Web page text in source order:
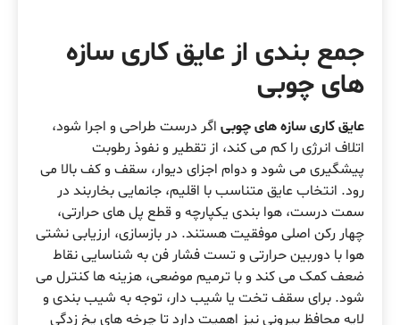
جمع بندی از عایق کاری سازه
های چوبی
عایق کاری سازه های چوبی اگر درست طراحی و اجرا شود،
اتلاف انرژی را کم می کند، از تقطیر و نفوذ رطوبت
پیشگیری می شود و دوام اجزای دیوار، سقف و کف بالا می
رود. انتخاب عایق متناسب با اقلیم، جانمایی بخاربند در
سمت درست، هوا بندی یکپارچه و قطع پل های حرارتی،
چهار رکن اصلی موفقیت هستند. در بازسازی، ارزیابی نشتی
هوا با دوربین حرارتی و تست فشار فن به شناسایی نقاط
ضعف کمک می کند و با ترمیم موضعی، هزینه ها کنترل می
شود. برای سقف تخت یا شیب دار، توجه به شیب بندی و
لایه محافظ بیرونی نیز اهمیت دارد تا چرخه های یخ زدگی